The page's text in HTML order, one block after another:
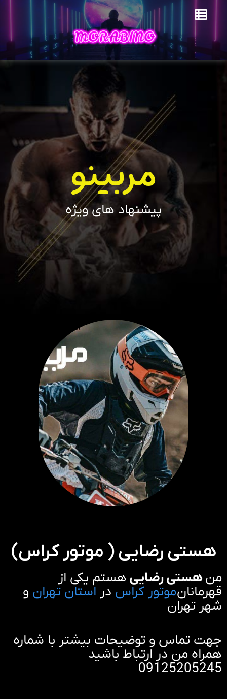
مربینو
پیشنهاد های ویژه
هستی رضایی ( موتور کراس)
منهستی رضایی هستم یکی از
قهرمانانموتور کراس در استان تهران و
شهر تهران
جهت تماس و توضیحات بیشتر با شماره
همراه من در ارتباط باشید
09125205245